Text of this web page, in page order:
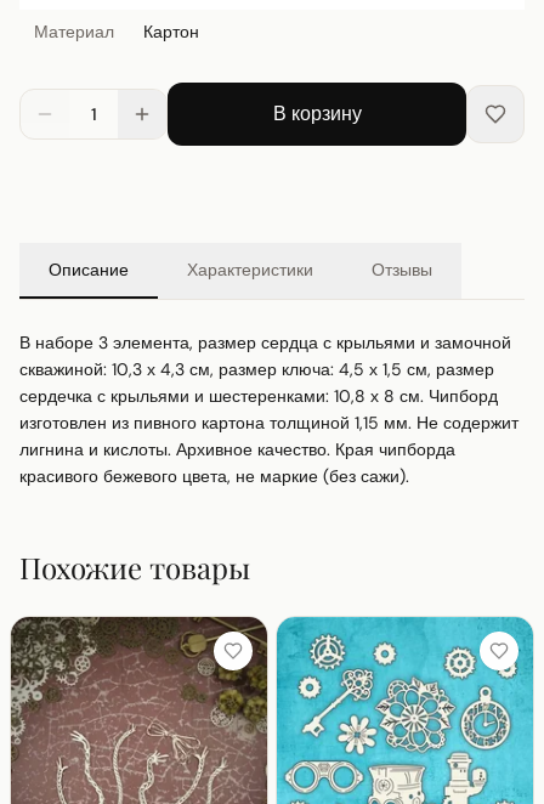
Материал
Картон
1 В корзину
Описание Характеристики Отзывы
В наборе 3 элемента, размер сердца с крыльями и замочной
скважиной: 10,3 х 4,3 см, размер ключа: 4,5 х 1,5 см, размер
сердечка с крыльями и шестеренками: 10,8 х 8 см. Чипборд
изготовлен из пивного картона толщиной 1,15 мм. Не содержит
лигнина и кислоты. Архивное качество. Края чипборда
красивого бежевого цвета, не маркие (без сажи).
Похожие товары